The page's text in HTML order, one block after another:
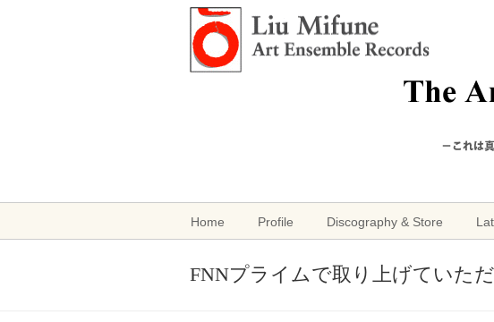
Home Profile Discography & Store
FNNプライムで取り上げていた